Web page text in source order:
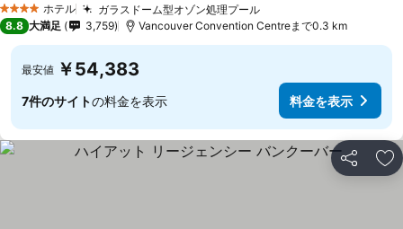
4 ホテルのランク
ホテル ガラスドーム型オゾン処理プール料金を表示
8.8 大満足 3,759 Vancouver Convention Centreまで0.3 km
最安値 ￥54,383
7件のサイトの料金を表示 料金を表示
シェア お